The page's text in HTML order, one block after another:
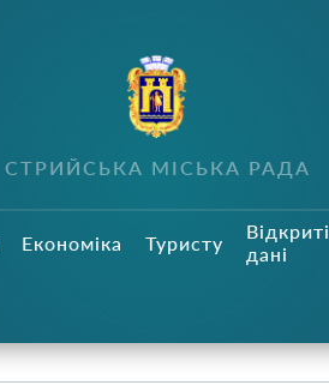
СТРИЙСЬКА МІСЬКА РАДА
Економіка Туристу
Відкриті
дані